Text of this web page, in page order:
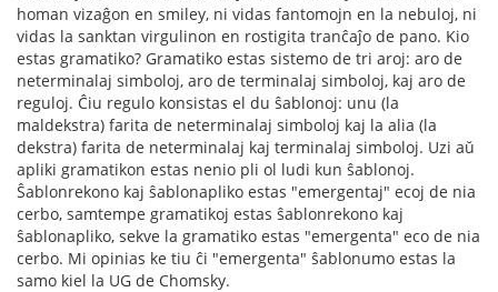
homan vizaĝon en smiley, ni vidas fantomojn en la nebuloj, ni
vidas la sanktan virgulinon en rostigita tranĉaĵo de pano. Kio
estas gramatiko? Gramatiko estas sistemo de tri aroj: aro de
neterminalaj simboloj, aro de terminalaj simboloj, kaj aro de
reguloj. Ĉiu regulo konsistas el du ŝablonoj: unu (la
maldekstra) farita de neterminalaj simboloj kaj la alia (la
dekstra) farita de neterminalaj kaj terminalaj simboloj. Uzi aŭ
apliki gramatikon estas nenio pli ol ludi kun ŝablonoj.
Ŝablonrekono kaj ŝablonapliko estas "emergentaj" ecoj de nia
cerbo, samtempe gramatikoj estas ŝablonrekono kaj
ŝablonapliko, sekve la gramatiko estas "emergenta" eco de nia
cerbo. Mi opinias ke tiu ĉi "emergenta" ŝablonumo estas la
samo kiel la UG de Chomsky.